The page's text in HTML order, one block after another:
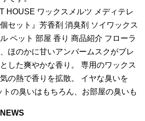
HOUSE ワックスメルツ メディテレ
セット』芳香剤 消臭剤 ソイワックス
ペット 部屋 香り 商品紹介 フローラ
ほのかに甘いアンバームスクがブレ
した爽やかな香り。 専用のワックス
の熱で香りを拡散。 イヤな臭いを
の臭いはもちろん、お部屋の臭いも